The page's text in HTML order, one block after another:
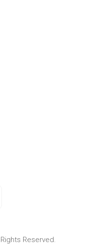
Reserved.